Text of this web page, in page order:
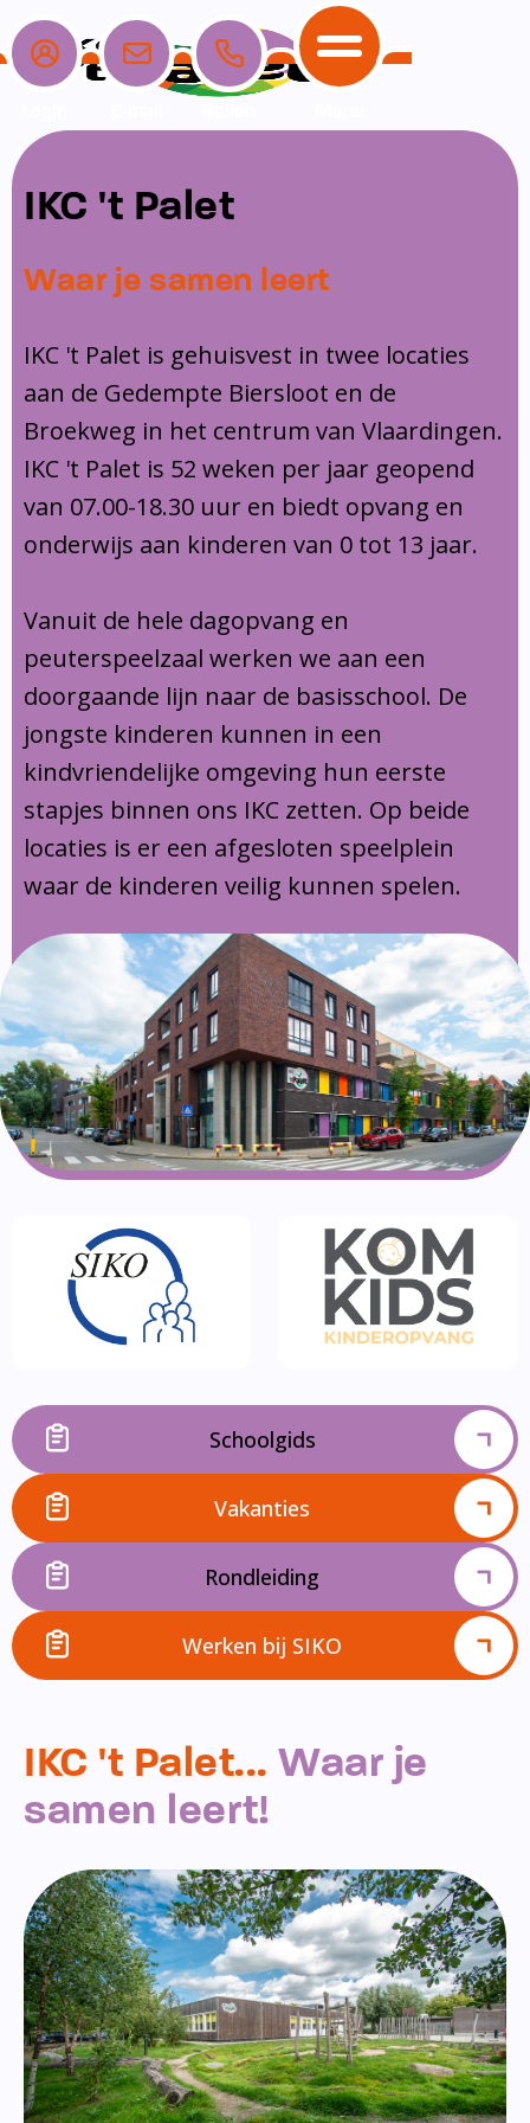
Home
School
Ons team
Schoolgids
Leerlingenzorg
Privacy
Vakanties en lesvrije dagen
Ouders
Ouders
Overblijf
Ouderraad
Medezeggenschapsraad
Klachtenregeling
Opvang
Opvang
Peuterspeelzaal
Buitenschoolse opvang
Communicatie
Communicatie
Contact
IKC 't Palet
Waar je samen leert
IKC 't Palet is gehuisvest in twee locaties
aan de Gedempte Biersloot en de
Broekweg in het centrum van Vlaardingen.
IKC 't Palet is 52 weken per jaar geopend
van 07.00-18.30 uur en biedt opvang en
onderwijs aan kinderen van 0 tot 13 jaar.
Vanuit de hele dagopvang en
peuterspeelzaal werken we aan een
doorgaande lijn naar de basisschool. De
jongste kinderen kunnen in een
kindvriendelijke omgeving hun eerste
stapjes binnen ons IKC zetten. Op beide
locaties is er een afgesloten speelplein
waar de kinderen veilig kunnen spelen.
Schoolgids
Vakanties
Rondleiding
Werken bij SIKO
IKC 't Palet... Waar je
samen leert!